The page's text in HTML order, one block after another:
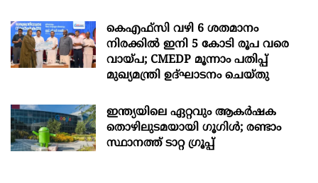
കെഎഫ്സി വഴി 6 ശതമാനം
നിരക്കിൽ ഇനി 5 കോടി രൂപ വരെ
വായ്പ; CMEDP മൂന്നാം പതിപ്പ്
മുഖ്യമന്ത്രി ഉദ്ഘാടനം ചെയ്തു
ഇന്ത്യയിലെ ഏറ്റവും ആകര്‍ഷക
തൊഴിലുടമയായി ഗൂഗിള്‍; രണ്ടാം
സ്ഥാനത്ത് ടാറ്റ ഗ്രൂപ്പ്